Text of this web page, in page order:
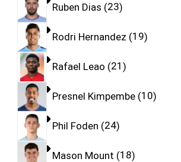
Ruben Dias 23
Rodri Hernandez 19
Rafael Leao 21
Presnel Kimpembe 10
Phil Foden 24
Mason Mount 18